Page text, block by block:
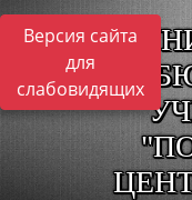
Версия сайта
для
слабовидящих